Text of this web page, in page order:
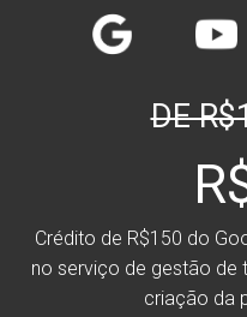
DE
Crédito de R$150 do
no serviço de gestão de
criação da